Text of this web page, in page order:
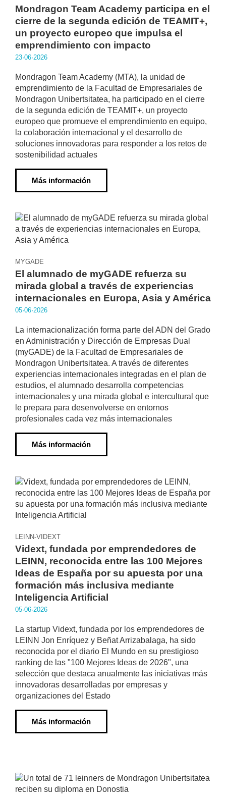
Mondragon Team Academy participa en el
cierre de la segunda edición de TEAMIT+,
un proyecto europeo que impulsa el
emprendimiento con impacto
23·06·2026
Mondragon Team Academy (MTA), la unidad de
emprendimiento de la Facultad de Empresariales de
Mondragon Unibertsitatea, ha participado en el cierre
de la segunda edición de TEAMIT+, un proyecto
europeo que promueve el emprendimiento en equipo,
la colaboración internacional y el desarrollo de
soluciones innovadoras para responder a los retos de
sostenibilidad actuales
Más información
MYGADE
El alumnado de myGADE refuerza su
mirada global a través de experiencias
internacionales en Europa, Asia y América
05·06·2026
La internacionalización forma parte del ADN del Grado
en Administración y Dirección de Empresas Dual
(myGADE) de la Facultad de Empresariales de
Mondragon Unibertsitatea. A través de diferentes
experiencias internacionales integradas en el plan de
estudios, el alumnado desarrolla competencias
internacionales y una mirada global e intercultural que
le prepara para desenvolverse en entornos
profesionales cada vez más internacionales
Más información
LEINN-VIDEXT
Vidext, fundada por emprendedores de
LEINN, reconocida entre las 100 Mejores
Ideas de España por su apuesta por una
formación más inclusiva mediante
Inteligencia Artificial
05·06·2026
La startup Vidext, fundada por los emprendedores de
LEINN Jon Enríquez y Beñat Arrizabalaga, ha sido
reconocida por el diario El Mundo en su prestigioso
ranking de las "100 Mejores Ideas de 2026", una
selección que destaca anualmente las iniciativas más
innovadoras desarrolladas por empresas y
organizaciones del Estado
Más información